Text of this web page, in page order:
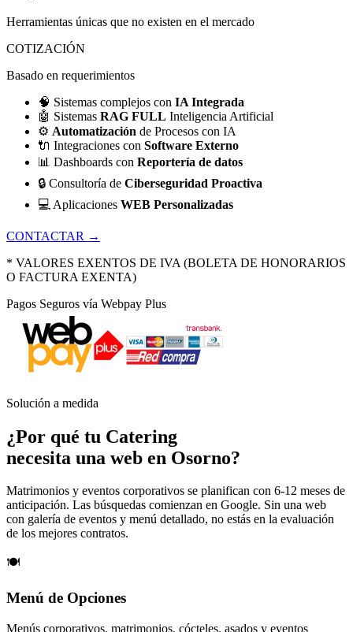
Herramientas únicas que no existen en el mercado
COTIZACIÓN
Basado en requerimientos
🧠 Sistemas complejos con IA Integrada
🤖 Sistemas RAG FULL Inteligencia Artificial
⚙️ Automatización de Procesos con IA
🔌 Integraciones con Software Externo
📊 Dashboards con Reportería de datos
🔒 Consultoría de Ciberseguridad Proactiva
💻 Aplicaciones WEB Personalizadas
CONTACTAR →
* VALORES EXENTOS DE IVA (BOLETA DE HONORARIOS
O FACTURA EXENTA)
Pagos Seguros vía Webpay Plus
Solución a medida
¿Por qué tu Catering
necesita una web en Osorno?
Matrimonios y eventos corporativos se planifican con 6-12 meses de
anticipación. Las búsquedas comienzan en Google. Sin una web
con galería de eventos y menú detallado, no estás en la evaluación
de los mejores contratos.
🍽️
Menú de Opciones
Menús corporativos, matrimonios, cócteles, asados y eventos